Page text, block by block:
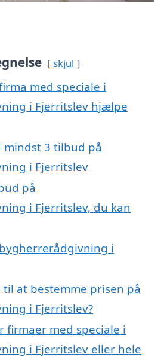
skjul
med speciale i
i Fjerritslev hjælpe
3 tilbud på
i Fjerritslev
på
i Fjerritslev, du kan
i
til at bestemme prisen på
i Fjerritslev?
firmaer med speciale i
i Fjerritslev eller hele